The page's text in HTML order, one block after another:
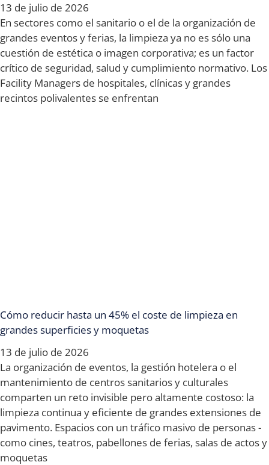
13 de julio de 2026
En sectores como el sanitario o el de la organización de
grandes eventos y ferias, la limpieza ya no es sólo una
cuestión de estética o imagen corporativa; es un factor
crítico de seguridad, salud y cumplimiento normativo. Los
Facility Managers de hospitales, clínicas y grandes
recintos polivalentes se enfrentan
Cómo reducir hasta un 45% el coste de limpieza en
grandes superficies y moquetas
13 de julio de 2026
La organización de eventos, la gestión hotelera o el
mantenimiento de centros sanitarios y culturales
comparten un reto invisible pero altamente costoso: la
limpieza continua y eficiente de grandes extensiones de
pavimento. Espacios con un tráfico masivo de personas -
como cines, teatros, pabellones de ferias, salas de actos y
moquetas